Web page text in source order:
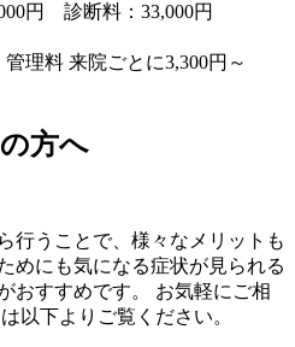
円 診断料：33,000円
管理料 来院ごとに3,300円～
方へ
行うことで、様々なメリットも
めにも気になる症状が見られる
おすすめです。 お気軽にご相
以下よりご覧ください。